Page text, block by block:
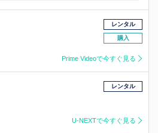
レンタル
購入
Prime Videoで今すぐ見る
レンタル
U-NEXTで今すぐ見る